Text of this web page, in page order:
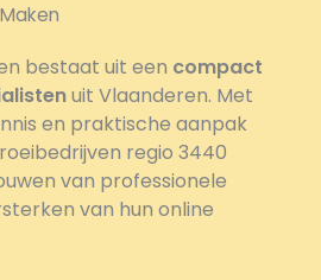
bestaat uit een compact
uit Vlaanderen. Met
en praktische aanpak
regio 3440
van professionele
van hun online